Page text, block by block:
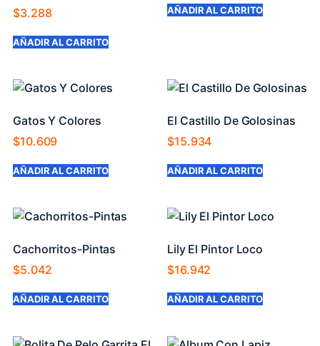
$3.288
AÑADIR AL CARRITO
AÑADIR AL CARRITO
Gatos Y Colores
$10.609
AÑADIR AL CARRITO
El Castillo De Golosinas
$15.934
AÑADIR AL CARRITO
Cachorritos-Pintas
$5.042
AÑADIR AL CARRITO
Lily El Pintor Loco
$16.942
AÑADIR AL CARRITO